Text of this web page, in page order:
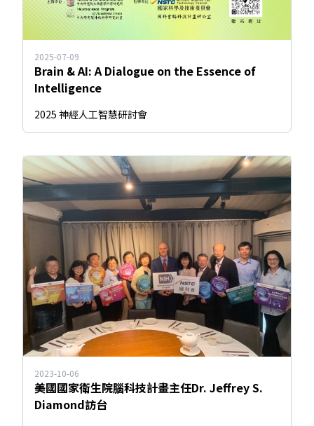
2025-07-09
Brain & AI: A Dialogue on the Essence of
Intelligence
2025 神經人工智慧研討會
2023-10-06
美國國家衛生院腦科技計畫主任Dr. Jeffrey S.
Diamond訪台